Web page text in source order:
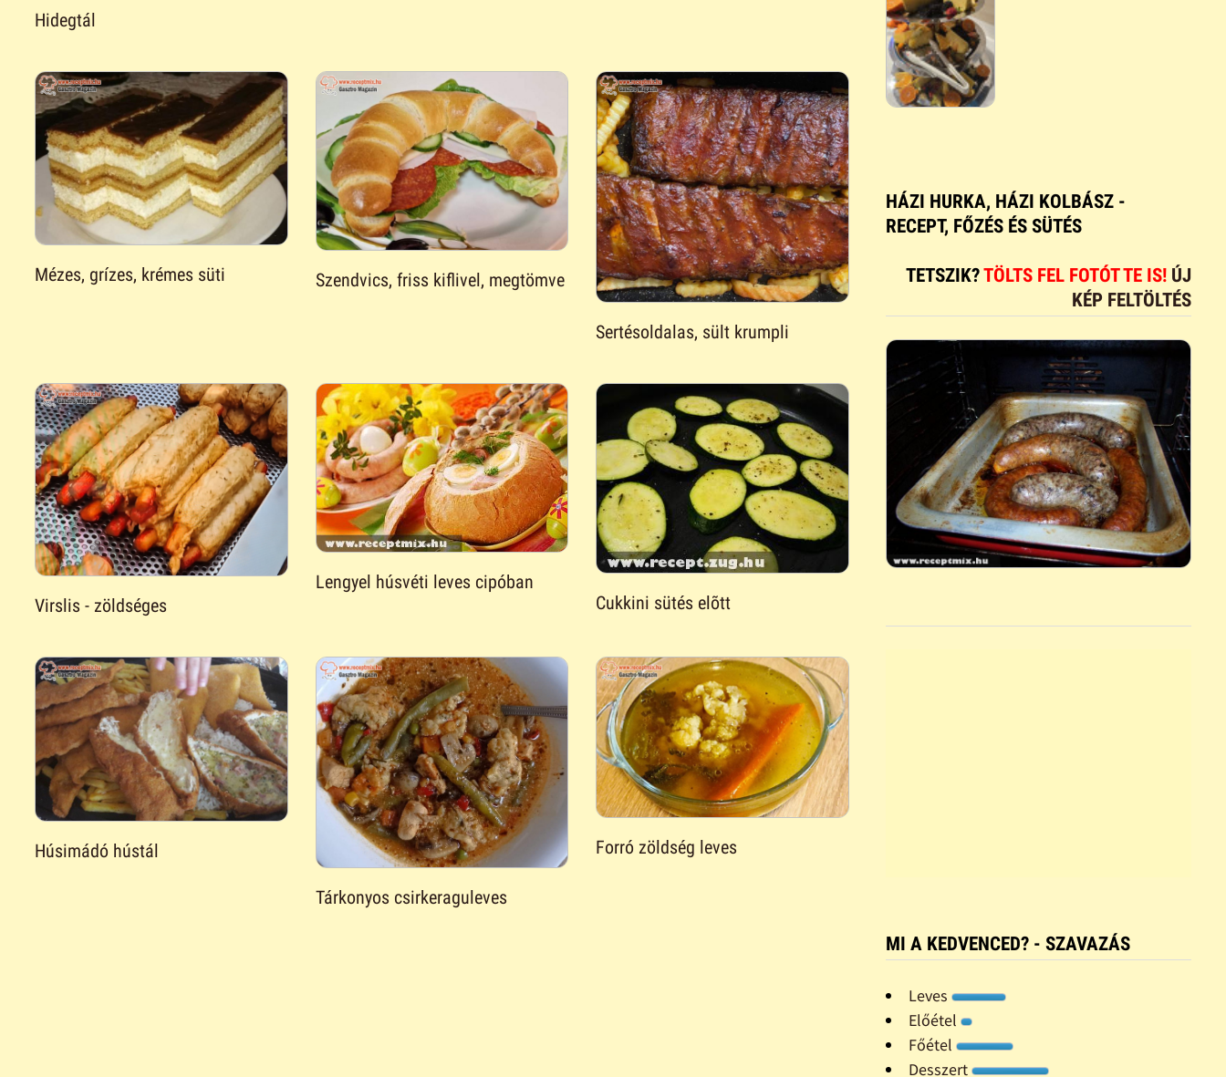
Hidegtál
Mézes, grízes, krémes süti Szendvics, friss kiflivel, megtömve
Sertésoldalas, sült krumpli
Virslis - zöldséges
Lengyel húsvéti leves cipóban
Cukkini sütés elõtt
Húsimádó hústál
Tárkonyos csirkeraguleves
Forró zöldség leves
HÁZI HURKA, HÁZI KOLBÁSZ -
RECEPT, FŐZÉS ÉS SÜTÉS
TETSZIK?TÖLTS FEL FOTÓT TE IS! ÚJ
KÉP FELTÖLTÉS
MI A KEDVENCED? - SZAVAZÁS
Leves
Előétel
Főétel
Desszert